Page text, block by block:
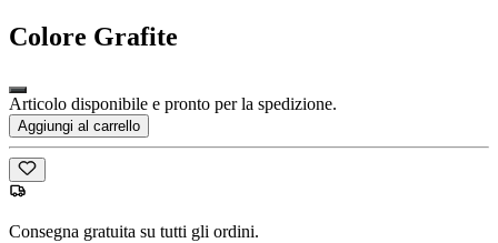
Colore Grafite
Articolo disponibile e pronto per la spedizione.
Aggiungi al carrello
Consegna gratuita su tutti gli ordini.